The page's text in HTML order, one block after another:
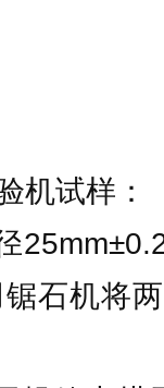
机试样：
石机将